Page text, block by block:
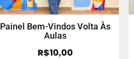
Painel Bem-Vindos Volta Às
Aulas
R$10,00